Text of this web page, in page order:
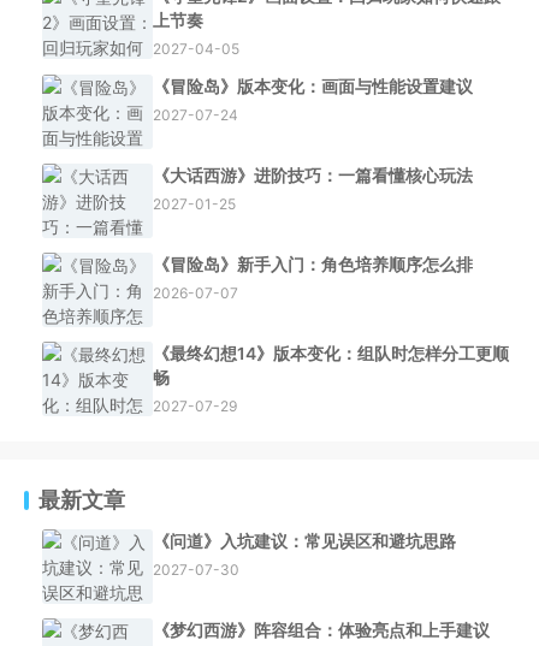
上节奏
2027-04-05
《冒险岛》版本变化：画面与性能设置建议
2027-07-24
《大话西游》进阶技巧：一篇看懂核心玩法
2027-01-25
《冒险岛》新手入门：角色培养顺序怎么排
2026-07-07
《最终幻想14》版本变化：组队时怎样分工更顺
畅
2027-07-29
最新文章
《问道》入坑建议：常见误区和避坑思路
2027-07-30
《梦幻西游》阵容组合：体验亮点和上手建议